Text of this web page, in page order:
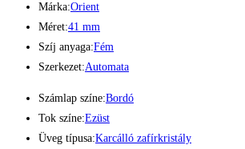
Márka:Orient
Méret:41 mm
Szíj anyaga:Fém
Szerkezet:Automata
Számlap színe:Bordó
Tok színe:Ezüst
Üveg típusa:Karcálló zafírkristály